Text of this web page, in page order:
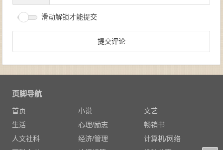
滑动解锁才能提交
页脚导航
首页 小说
文艺
生活
心理/励志
畅销书
人文社科
经济/管理
计算机/网络